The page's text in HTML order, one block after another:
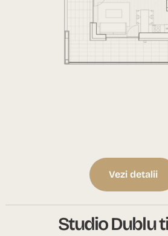
Vezi detalii
Studio Dublu